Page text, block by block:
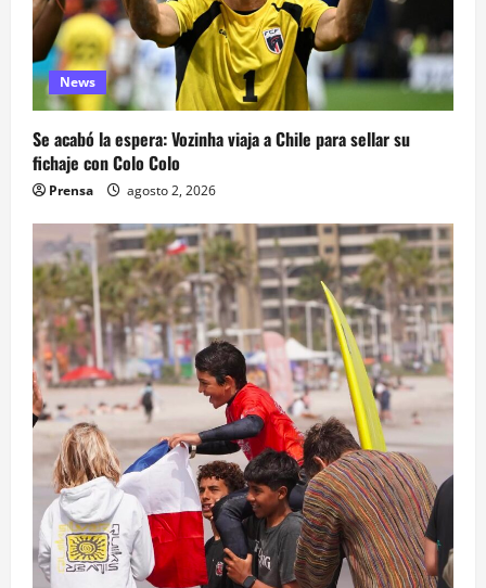
News
Se acabó la espera: Vozinha viaja a Chile para sellar su
fichaje con Colo Colo
Prensa agosto 2, 2026